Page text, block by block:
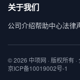
关于我们
公司介绍帮助中心法律
© 2026 中项网 · 版权所有
京ICP备10019002号-1